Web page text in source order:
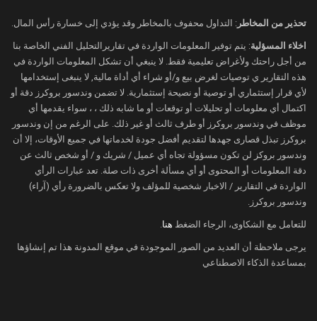
50 دولارًا للأوقية خلال العام المقبل
تحذير من المخاطر : التداول محفوف بالمخاطر وقد يؤدي إلى خسارة رأس المال.
اخلاء المسؤلية: يتم توفير المعلومات الواردة في تقاريرالتحليل الفني الخاصة بنا
من أجل راحتك ولأغراض تعليمية فقط. لا ينبغي أن تشكل المعلومات الواردة في
هذه التقارير ي توصيات لغرض بيع و/أو شراء أي أداة مالية, لا ينبغى إستخدامها
لأي قرار إستثماري أو توصية أو نصيحة إستثمارية. لا تضمن وندسور بروكرز دقة أو
اكتمال أي معلومات أو تحليلات أو توقعات أو ما شابه ذلك ، ، سواء يقدمها أي
موظف في وندسور بروكرز أو طرف ثالث أو غير ذلك. على الرغم من إن وندسور
بروكرز تبذل قصارى جهدها لتقديم أفضل جودة لخدماتها في جميع الأوقات، إلا أن
وندسور بروكز لن تكون مسؤولة تجاه أي عميل / شريك و / أو شخص ثالث عن
دقة المعلومات أو المحتوى أو أي مسألة أخرى ذات صلة. تعد عبارات الرأي
الواردة في التقارير / الاخبار شخصية للمؤلف ولا تعكس بالضرورة رأي (آراء)
وندسور بروكرز.
للتعامل مع الشكاوى، الرجاء الضغط هنا
يرجى ملاحظة أن العديد من الصور الموجودة في موقع المدونة هذا تم إنشاؤها
بمساعدة الذكاء الاصطناعي